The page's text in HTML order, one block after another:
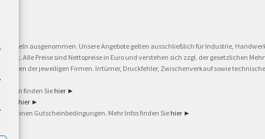
Inseln ausgenommen. Unsere Angebote gelten ausschließlich für Industrie,
privat. Alle Preise sind Nettopreise in Euro und verstehen sich zzgl. der gesetzlichen
der jeweiligen Firmen. Irrtümer, Druckfehler, Zwischenverkauf sowie
finden Sie hier ►
hier ►
Gutscheinbedingungen. Mehr Infos finden Sie hier ►